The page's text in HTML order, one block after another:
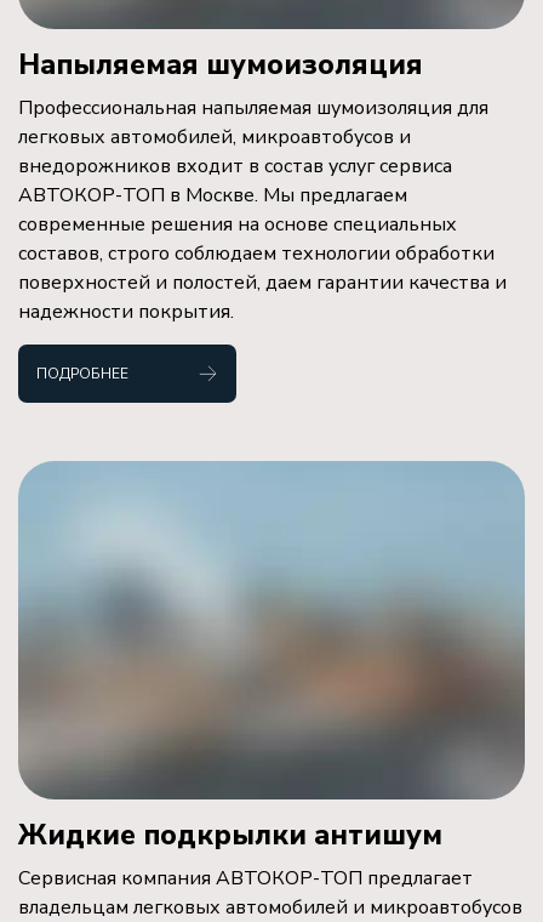
Напыляемая шумоизоляция
Профессиональная напыляемая шумоизоляция для
легковых автомобилей, микроавтобусов и
внедорожников входит в состав услуг сервиса
АВТОКОР-ТОП в Москве. Мы предлагаем
современные решения на основе специальных
составов, строго соблюдаем технологии обработки
поверхностей и полостей, даем гарантии качества и
надежности покрытия.
ПОДРОБНЕЕ
Жидкие подкрылки антишум
Сервисная компания АВТОКОР-ТОП предлагает
владельцам легковых автомобилей и микроавтобусов